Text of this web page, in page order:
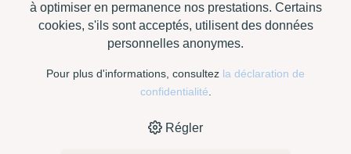
à optimiser en permanence nos prestations. Certains
cookies, s'ils sont acceptés, utilisent des données
personnelles anonymes.
Pour plus d'informations, consultez la déclaration de
confidentialité
Régler